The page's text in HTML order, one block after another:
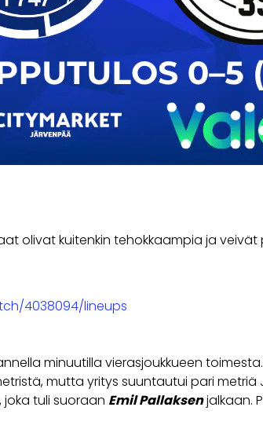
olivat kuitenkin tehokkaampia ja
4038094/lineups
minuutilla vierasjoukkueen toimesta.
mutta yritys suuntautui pari metriä
tuli suoraan Emil Pallaksenjalkaan.